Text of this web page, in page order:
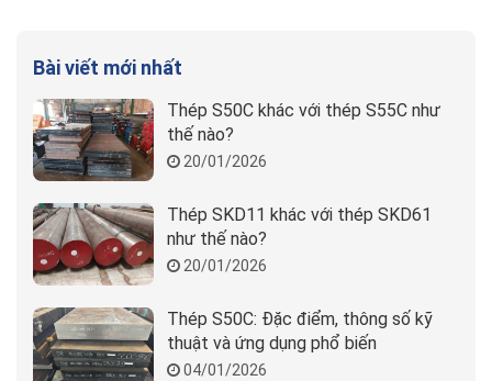
Bài viết mới nhất
Thép S50C khác với thép S55C như
thế nào?
20/01/2026
Thép SKD11 khác với thép SKD61
như thế nào?
20/01/2026
Thép S50C: Đặc điểm, thông số kỹ
thuật và ứng dụng phổ biến
04/01/2026